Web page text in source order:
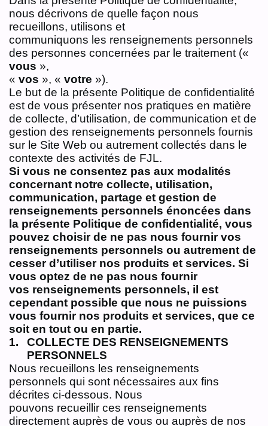
nous décrivons de quelle façon nous
recueillons, utilisons et
communiquons les renseignements personnels
des personnes concernées par le traitement («
vous »,
« vos », « votre »).
Le but de la présente Politique de confidentialité
est de vous présenter nos pratiques en matière
de collecte, d’utilisation, de communication et de
gestion des renseignements personnels fournis
sur le Site Web ou autrement collectés dans le
contexte des activités de FJL.
Si vous ne consentez pas aux modalités
concernant notre collecte, utilisation,
communication, partage et gestion de
renseignements personnels énoncées dans
la présente Politique de confidentialité, vous
pouvez choisir de ne pas nous fournir vos
renseignements personnels ou autrement de
cesser d’utiliser nos produits et services. Si
vous optez de ne pas nous fournir
vos renseignements personnels, il est
cependant possible que nous ne puissions
vous fournir nos produits et services, que ce
soit en tout ou en partie.
COLLECTE DES RENSEIGNEMENTS
PERSONNELS
Nous recueillons les renseignements
personnels qui sont nécessaires aux fins
décrites ci‑dessous. Nous
pouvons recueillir ces renseignements
directement auprès de vous ou auprès de nos